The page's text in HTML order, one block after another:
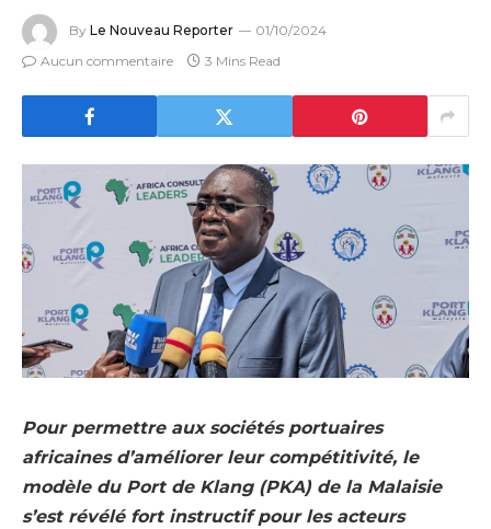
By Le Nouveau Reporter
01/10/2024
Aucun commentaire
3 Mins Read
Pour permettre aux sociétés portuaires
africaines d’améliorer leur compétitivité, le
modèle du Port de Klang (PKA) de la Malaisie
s’est révélé fort instructif pour les acteurs